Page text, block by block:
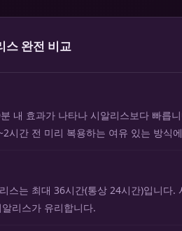
스 완전 비교
내 효과가 나타나 시알리스보다 빠릅
시간 전 미리 복용하는 여유 있는 방식
스는 최대 36시간(통상 24시간)입니다.
리스가 유리합니다.